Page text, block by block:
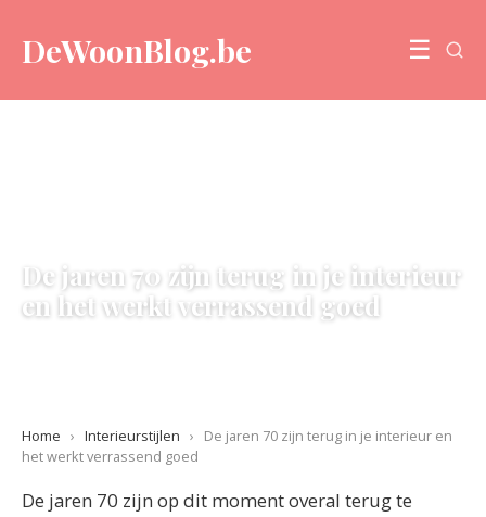
DeWoonBlog.be ☰
De jaren 70 zijn terug in je interieur
en het werkt verrassend goed
Home › Interieurstijlen ›
De jaren 70 zijn terug in je interieur en
het werkt verrassend goed
De jaren 70 zijn op dit moment overal terug te